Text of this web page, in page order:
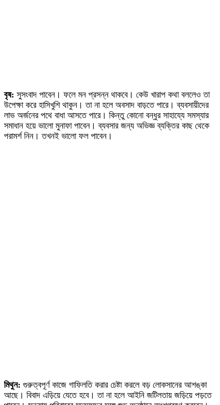
বৃষ: সুসংবাদ পাবেন। ফলে মন প্রসন্ন থাকবে। কেউ খারাপ কথা বললেও তা
উপেক্ষা করে হাসিখুশি থাকুন। তা না হলে অবসাদ বাড়তে পারে। ব্যবসায়ীদের
লাভ অর্জনের পথে বাধা আসতে পারে। কিন্তু কোনো বন্ধুর সাহায্যে সমস্যার
সমাধান হয়ে ভালো মুনাফা পাবেন। ব্যবসার জন্য অভিজ্ঞ ব্যক্তির কাছ থেকে
পরামর্শ নিন। তখনই ভালো ফল পাবেন।
মিথুন: গুরুত্বপূর্ণ কাজে গাফিলতি করার চেষ্টা করলে বড় লোকসানের আশঙ্কা
আছে। বিবাদ এড়িয়ে যেতে হবে। তা না হলে আইনি জটিলতায় জড়িয়ে পড়তে